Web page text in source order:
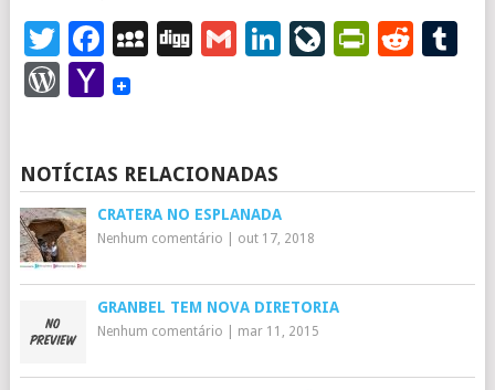
Twitter
Facebook
MySpace
DiggGmailLinkedIn
WordPress
Yahoo
NOTÍCIAS RELACIONADAS
CRATERA NO ESPLANADA
Nenhum comentário out 17, 2018
GRANBEL TEM NOVA DIRETORIA
Nenhum comentário mar 11, 2015